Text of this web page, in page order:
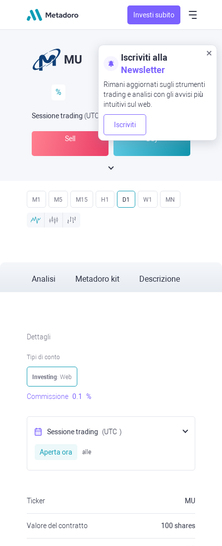
Investi subito
Iscriviti alla
Newsletter
Rimani aggiornati sugli strumenti
trading e analisi con gli avvisi più
intuitivi sul web.
Iscriviti
MU
%
Sessione trading (UTC ) -Aperta oraalle
Sell Buy
M1 M5 M15 H1 D1 W1 MN
Analisi Metadoro kit Descrizione
Dettagli
Tipi di conto
Investing: Web
Commissione 0.1 %
Sessione trading (UTC )
Aperta ora alle
Ticker MU
Valore del contratto 100 shares